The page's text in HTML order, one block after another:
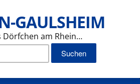
GAULSHEIM
Dörfchen am Rhein…
Suchen